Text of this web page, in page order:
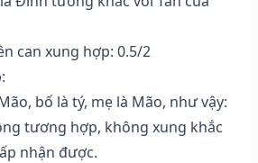
can xung hợp: 0.5/2
bố là tý, mẹ là Mão, như vậy:
tương hợp, không xung khắc
nhận được.